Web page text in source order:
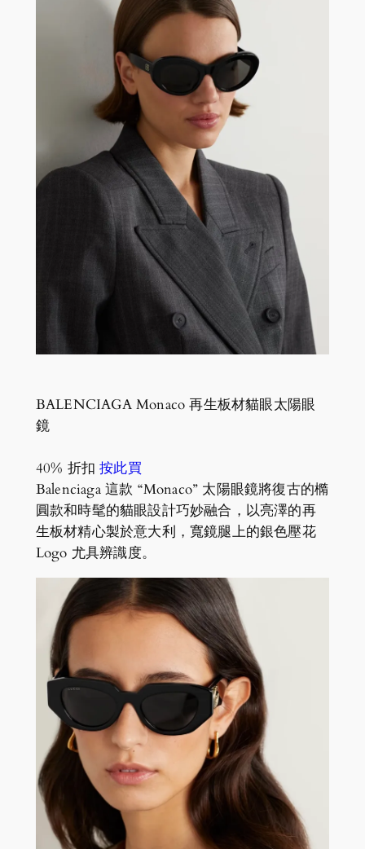
BALENCIAGA Monaco 再生板材貓眼太陽眼
鏡
40% 折扣按此買
Balenciaga 這款 “Monaco” 太陽眼鏡將復古的橢
圓款和時髦的貓眼設計巧妙融合，以亮澤的再
生板材精心製於意大利，寬鏡腿上的銀色壓花
Logo 尤具辨識度。